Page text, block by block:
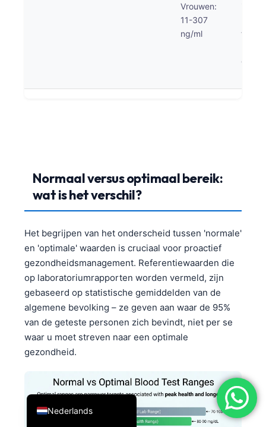
Vrouwen:
11-307
ng/ml
Normaal versus optimaal bereik:
wat is het verschil?
Het begrijpen van het onderscheid tussen 'normale'
en 'optimale' waarden is cruciaal voor proactief
gezondheidsmanagement. Referentiewaarden die
op laboratoriumrapporten worden vermeld, zijn
gebaseerd op statistische gemiddelden van de
algemene bevolking – ze geven aan waar de 95%
van de geteste personen zich bevindt, niet per se
waar u moet streven naar een optimale
gezondheid.
Nederlands
English
العربية
Français
עִבְרִית
Italiano
Español
Português
Ελληνικά
Türkçe
Română
简体中文